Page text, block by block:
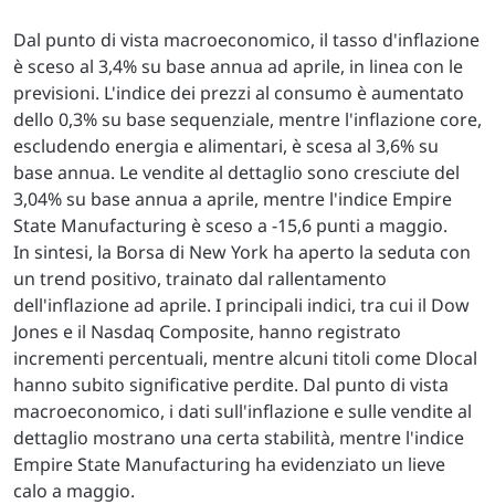
Dal punto di vista macroeconomico, il tasso d'inflazione
è sceso al 3,4% su base annua ad aprile, in linea con le
previsioni. L'indice dei prezzi al consumo è aumentato
dello 0,3% su base sequenziale, mentre l'inflazione core,
escludendo energia e alimentari, è scesa al 3,6% su
base annua. Le vendite al dettaglio sono cresciute del
3,04% su base annua a aprile, mentre l'indice Empire
State Manufacturing è sceso a -15,6 punti a maggio.
In sintesi, la Borsa di New York ha aperto la seduta con
un trend positivo, trainato dal rallentamento
dell'inflazione ad aprile. I principali indici, tra cui il Dow
Jones e il Nasdaq Composite, hanno registrato
incrementi percentuali, mentre alcuni titoli come Dlocal
hanno subito significative perdite. Dal punto di vista
macroeconomico, i dati sull'inflazione e sulle vendite al
dettaglio mostrano una certa stabilità, mentre l'indice
Empire State Manufacturing ha evidenziato un lieve
calo a maggio.